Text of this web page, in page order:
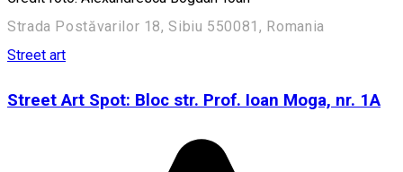
Strada Postăvarilor 18, Sibiu 550081, Romania
Street art
Street Art Spot: Bloc str. Prof. Ioan Moga, nr. 1A